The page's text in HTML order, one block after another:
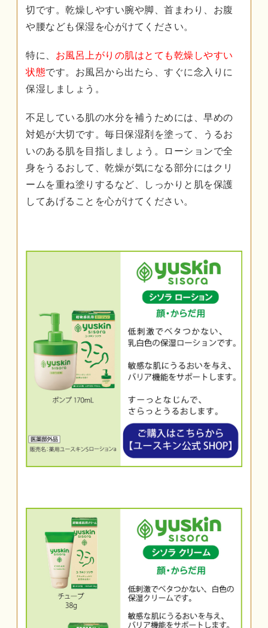
切です。乾燥しやすい腕や脚、首まわり、お腹
や腰なども保湿を心がけてください。
特に、 お風呂上がりの肌はとても乾燥しやすい
状態です。お風呂から出たら、すぐに念入りに
保湿しましょう。
不足している肌の水分を補うためには、早めの
対処が大切です。毎日保湿剤を塗って、うるお
いのある肌を目指しましょう。ローションで全
身をうるおして、乾燥が気になる部分にはクリ
ームを重ね塗りするなど、しっかりと肌を保護
してあげることを心がけてください。